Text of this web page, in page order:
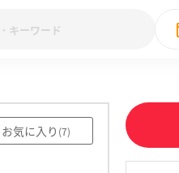
28卒 IT・DX現場社員イン
お気に入り (7)